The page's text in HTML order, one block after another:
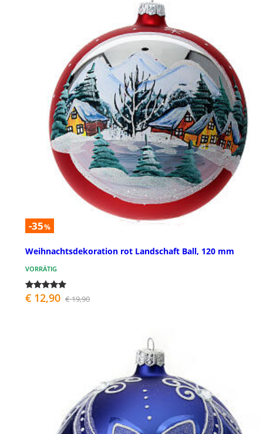
-35%
Weihnachtsdekoration rot Landschaft Ball, 120 mm
VORRÄTIG
€ 12,90 € 19,90